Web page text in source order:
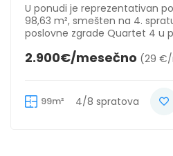
U ponudi je reprezentativan
98,63 m², smešten na 4.
poslovne zgrade Quartet 4 u
2.900€/mesečno (29 €/
99m² 4/8 spratova